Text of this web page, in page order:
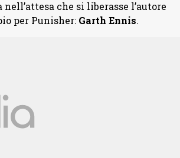
che si liberasse l’autore
per Punisher: Garth Ennis.